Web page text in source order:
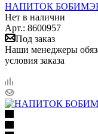
НАПИТОК
Нет в наличии
Арт.: 8600957
Под заказ
Наши менеджеры
условия заказа